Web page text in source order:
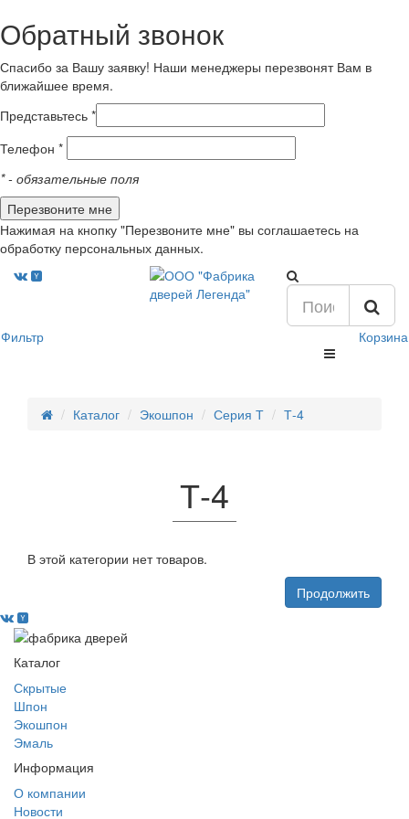
Обратный звонок
Спасибо за Вашу заявку! Наши менеджеры перезвонят Вам в
ближайшее время.
Представьтесь *
Телефон *
*- обязательные поля
Нажимая на кнопку "Перезвоните мне" вы соглашаетесь на
обработку персональных данных.
Фильтр Корзина
Каталог Экошпон Серия Т Т-4
Т-4
В этой категории нет товаров.
Продолжить
Каталог
Скрытые
Шпон
Экошпон
Эмаль
Информация
О компании
Новости